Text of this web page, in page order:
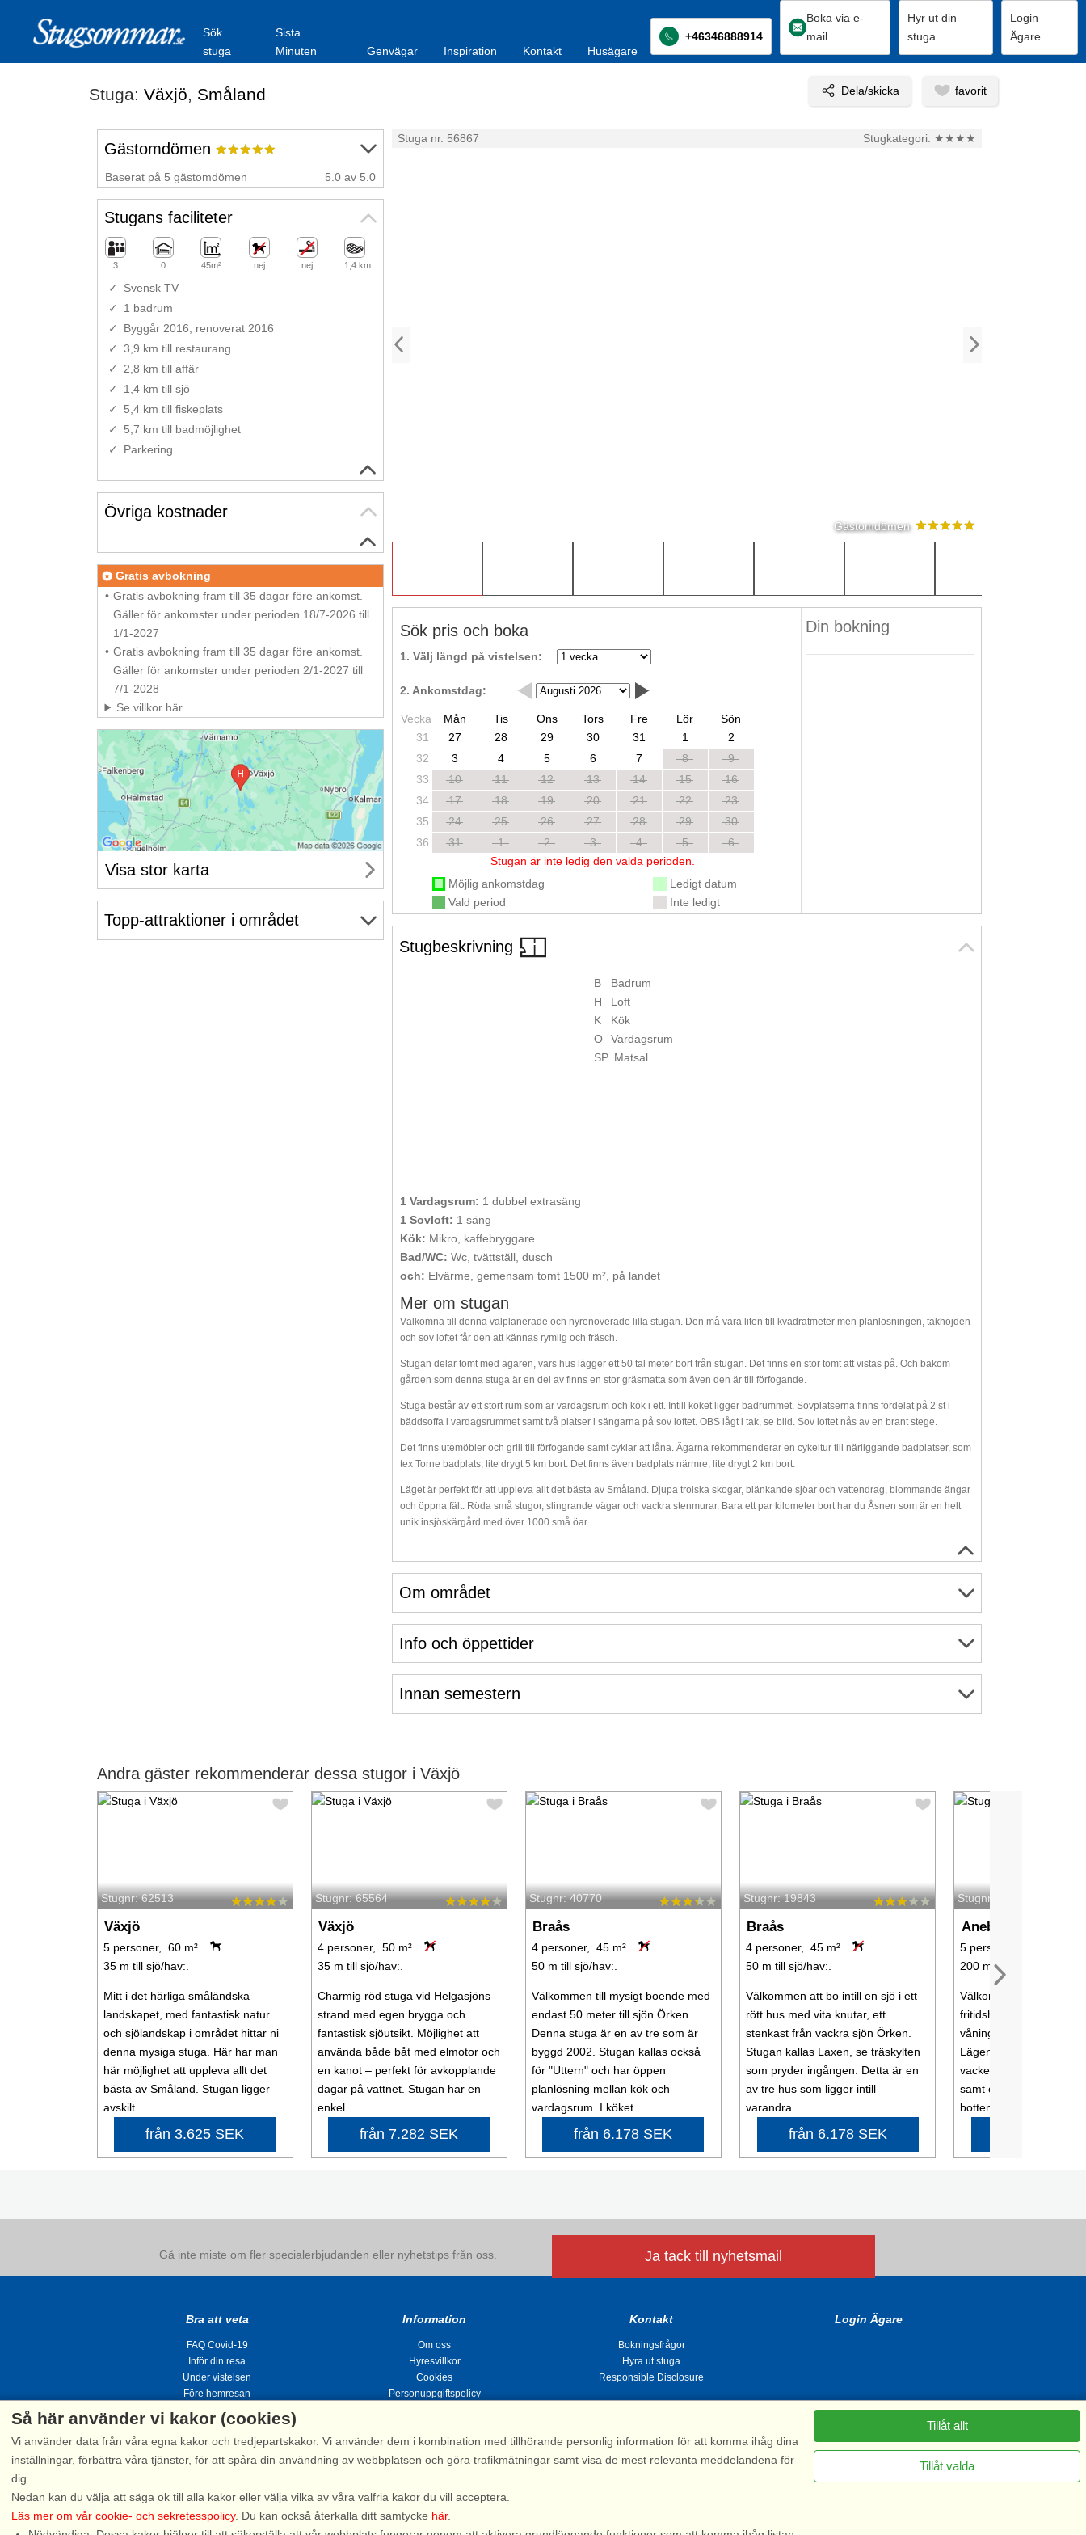
Sök
stuga
Sista
Minuten
Genvägar Inspiration Kontakt Husägare
+46346888914
Boka via e-
mail
Hyr ut din
stuga
Login
Ägare
Stuga: Växjö, Småland
Stuga nr. 56867 Stugkategori: ★★★★
Gästomdömen
Sök pris och boka
1. Välj längd på vistelsen:
2. Ankomstdag:
Vecka Mån Tis Ons Tors Fre Lör
Sön
31
27 28 29 30 31 1
2
32
3 4 5 6 7 8
9
33
10 11 12 13 14 15
16
34
17 18 19 20 21 22
23
35
24 25 26 27 28 29
30
36
31 1 2 3 4 5
6
Stugan är inte ledig den valda perioden.
Möjlig ankomstdag
Vald period
Ledigt datum
Inte ledigt
Din bokning
Stugbeskrivning
B
Badrum
H
Loft
K
Kök
O
Vardagsrum
SP Matsal
1 Vardagsrum: 1 dubbel extrasäng
1 Sovloft: 1 säng
Kök: Mikro, kaffebryggare
Bad/WC: Wc, tvättställ, dusch
och: Elvärme, gemensam tomt 1500 m², på landet
Mer om stugan
Välkomna till denna välplanerade och nyrenoverade lilla stugan. Den må vara liten till kvadratmeter men planlösningen, takhöjden
och sov loftet får den att kännas rymlig och fräsch.
Stugan delar tomt med ägaren, vars hus lägger ett 50 tal meter bort från stugan. Det finns en stor tomt att vistas på. Och bakom
gården som denna stuga är en del av finns en stor gräsmatta som även den är till förfogande.
Stuga består av ett stort rum som är vardagsrum och kök i ett. Intill köket ligger badrummet. Sovplatserna finns fördelat på 2 st i
bäddsoffa i vardagsrummet samt två platser i sängarna på sov loftet. OBS lågt i tak, se bild. Sov loftet nås av en brant stege.
Det finns utemöbler och grill till förfogande samt cyklar att låna. Ägarna rekommenderar en cykeltur till närliggande badplatser, som
tex Torne badplats, lite drygt 5 km bort. Det finns även badplats närmre, lite drygt 2 km bort.
Läget är perfekt för att uppleva allt det bästa av Småland. Djupa trolska skogar, blänkande sjöar och vattendrag, blommande ängar
och öppna fält. Röda små stugor, slingrande vägar och vackra stenmurar. Bara ett par kilometer bort har du Åsnen som är en helt
unik insjöskärgård med över 1000 små öar.
Om området
Info och öppettider
Innan semestern
Gästomdömen
Baserat på 5 gästomdömen 5.0 av 5.0
Stugans faciliteter
3 0 45m² nej nej 1,4 km
Svensk TV
1 badrum
Byggår 2016, renoverat 2016
3,9 km till restaurang
2,8 km till affär
1,4 km till sjö
5,4 km till fiskeplats
5,7 km till badmöjlighet
Parkering
Övriga kostnader
Gratis avbokning
Gratis avbokning fram till 35 dagar före ankomst.
Gäller för ankomster under perioden 18/7-2026 till
1/1-2027
Gratis avbokning fram till 35 dagar före ankomst.
Gäller för ankomster under perioden 2/1-2027 till
7/1-2028
Se villkor här
Visa stor karta
Topp-attraktioner i området
Andra gäster rekommenderar dessa stugor i Växjö
Stugnr: 62513
Växjö
5 personer, 60 m²
35 m till sjö/hav:.
Mitt i det härliga småländska
landskapet, med fantastisk natur
och sjölandskap i området hittar ni
denna mysiga stuga. Här har man
här möjlighet att uppleva allt det
bästa av Småland. Stugan ligger
avskilt ...
från 3.625 SEK
Stugnr: 65564
Växjö
4 personer, 50 m²
35 m till sjö/hav:.
Charmig röd stuga vid Helgasjöns
strand med egen brygga och
fantastisk sjöutsikt. Möjlighet att
använda både båt med elmotor och
en kanot – perfekt för avkopplande
dagar på vattnet. Stugan har en
enkel ...
från 7.282 SEK
Stugnr: 40770
Braås
4 personer, 45 m²
50 m till sjö/hav:.
Välkommen till mysigt boende med
endast 50 meter till sjön Örken.
Denna stuga är en av tre som är
byggd 2002. Stugan kallas också
för "Uttern" och har öppen
planlösning mellan kök och
vardagsrum. I köket ...
från 6.178 SEK
Stugnr: 19843
Braås
4 personer, 45 m²
50 m till sjö/hav:.
Välkommen att bo intill en sjö i ett
rött hus med vita knutar, ett
stenkast från vackra sjön Örken.
Stugan kallas Laxen, se träskylten
som pryder ingången. Detta är en
av tre hus som ligger intill
varandra. ...
från 6.178 SEK
Stugnr: 14351
Aneboda
5 personer, 65 m²
200 m till sjö/hav:.
Välkommen till detta
fritidshus, en lägenhet
våningen i det gamla
Lägenheten har en
vacker utsikt över sjön
samt över byn och
bottenvåningen ...
Gå inte miste om fler specialerbjudanden eller nyhetstips från oss. Ja tack till nyhetsmail
Bra att veta
FAQ Covid-19
Inför din resa
Under vistelsen
Före hemresan
Information
Om oss
Hyresvillkor
Cookies
Personuppgiftspolicy
Kontakt
Bokningsfrågor
Hyra ut stuga
Responsible Disclosure
Login Ägare
Stugsommar |Kvarngatan 2, 311 32 Falkenberg | Sverige
*) Fullständigt firmanamn, se hyresvillkor
Så här använder vi kakor (cookies)
Vi använder data från våra egna kakor och tredjepartskakor. Vi använder dem i kombination med tillhörande personlig information för att komma ihåg dina
inställningar, förbättra våra tjänster, för att spåra din användning av webbplatsen och göra trafikmätningar samt visa de mest relevanta meddelandena för
dig.
Nedan kan du välja att säga ok till alla kakor eller välja vilka av våra valfria kakor du vill acceptera.
Läs mer om vår cookie- och sekretesspolicy. Du kan också återkalla ditt samtycke här.
Tillåt allt
Tillåt valda